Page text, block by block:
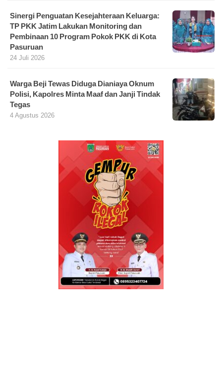
Sinergi Penguatan Kesejahteraan Keluarga:
TP PKK Jatim Lakukan Monitoring dan
Pembinaan 10 Program Pokok PKK di Kota
Pasuruan
24 Juli 2026
Warga Beji Tewas Diduga Dianiaya Oknum
Polisi, Kapolres Minta Maaf dan Janji Tindak
Tegas
4 Agustus 2026